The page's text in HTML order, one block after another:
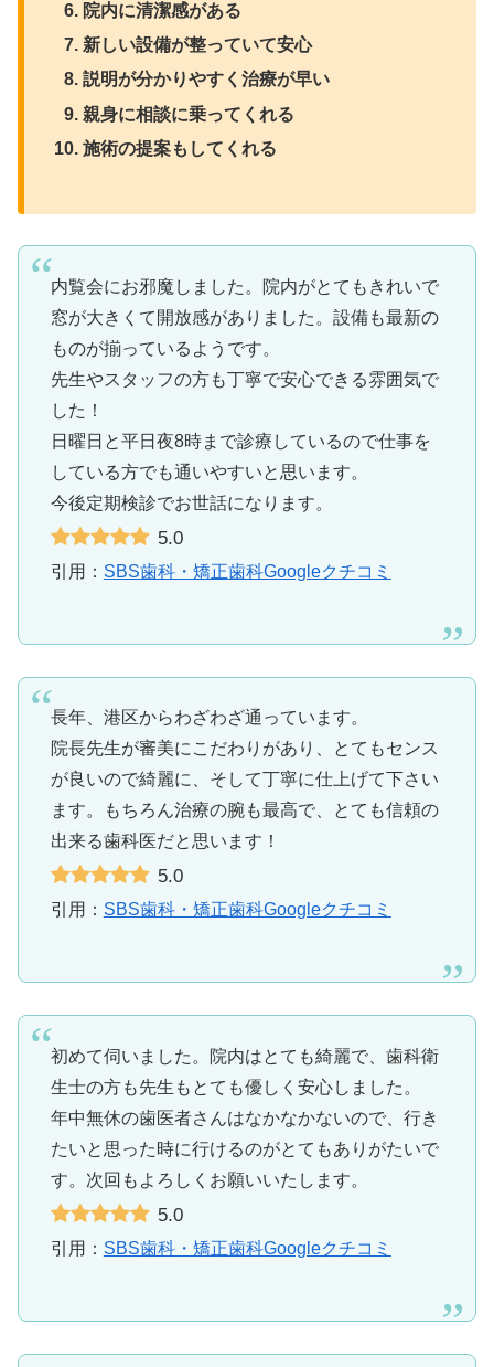
院内に清潔感がある
新しい設備が整っていて安心
説明が分かりやすく治療が早い
親身に相談に乗ってくれる
施術の提案もしてくれる
内覧会にお邪魔しました。院内がとてもきれいで
窓が大きくて開放感がありました。設備も最新の
ものが揃っているようです。
先生やスタッフの方も丁寧で安心できる雰囲気で
した！
日曜日と平日夜8時まで診療しているので仕事を
している方でも通いやすいと思います。
今後定期検診でお世話になります。
5.0
引用： SBS歯科・矯正歯科Googleクチコミ
長年、港区からわざわざ通っています。
院長先生が審美にこだわりがあり、とてもセンス
が良いので綺麗に、そして丁寧に仕上げて下さい
ます。もちろん治療の腕も最高で、とても信頼の
出来る歯科医だと思います！
5.0
引用： SBS歯科・矯正歯科Googleクチコミ
初めて伺いました。院内はとても綺麗で、歯科衛
生士の方も先生もとても優しく安心しました。
年中無休の歯医者さんはなかなかないので、行き
たいと思った時に行けるのがとてもありがたいで
す。次回もよろしくお願いいたします。
5.0
引用： SBS歯科・矯正歯科Googleクチコミ